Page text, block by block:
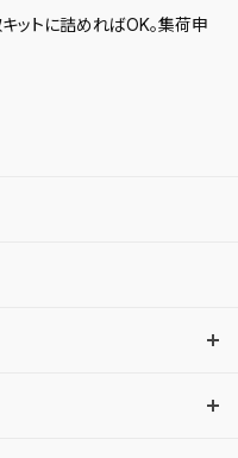
ットに詰めればOK。集荷申